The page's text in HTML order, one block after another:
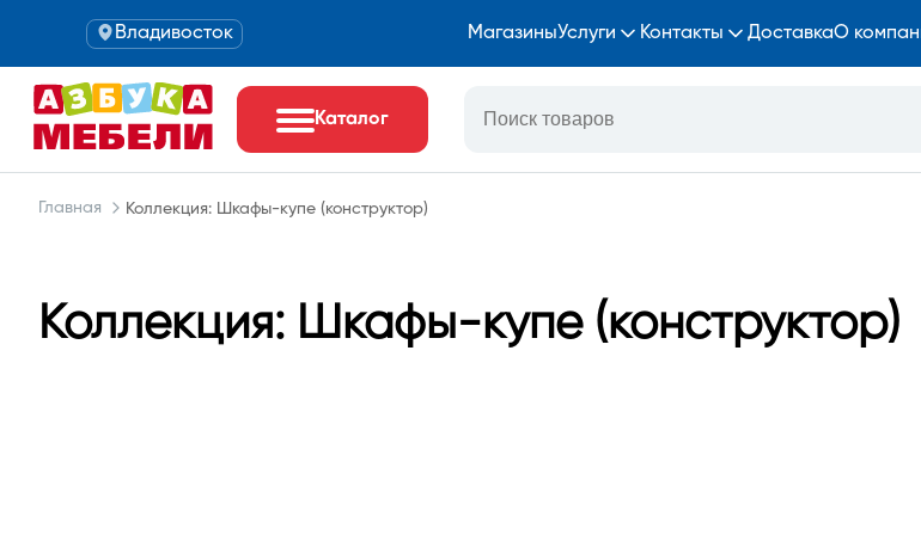
Владивосток МагазиныУслуги Контакты ДоставкаО
Каталог
Главная Коллекция: Шкафы-купе (конструктор)
Коллекция: Шкафы-купе (конструктор)